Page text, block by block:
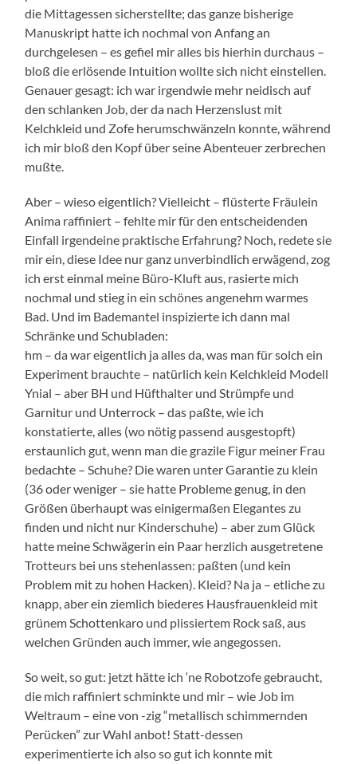
die Mittagessen sicherstellte; das ganze bisherige
Manuskript hatte ich nochmal von Anfang an
durchgelesen – es gefiel mir alles bis hierhin durchaus –
bloß die erlösende Intuition wollte sich nicht einstellen.
Genauer gesagt: ich war irgendwie mehr neidisch auf
den schlanken Job, der da nach Herzenslust mit
Kelchkleid und Zofe herumschwänzeln konnte, während
ich mir bloß den Kopf über seine Abenteuer zerbrechen
mußte.
Aber – wieso eigentlich? Vielleicht – flüsterte Fräulein
Anima raffiniert – fehlte mir für den entscheidenden
Einfall irgendeine praktische Erfahrung? Noch, redete sie
mir ein, diese Idee nur ganz unverbindlich erwägend, zog
ich erst einmal meine Büro-Kluft aus, rasierte mich
nochmal und stieg in ein schönes angenehm warmes
Bad. Und im Bademantel inspizierte ich dann mal
Schränke und Schubladen:
hm – da war eigentlich ja alles da, was man für solch ein
Experiment brauchte – natürlich kein Kelchkleid Modell
Ynial – aber BH und Hüfthalter und Strümpfe und
Garnitur und Unterrock – das paßte, wie ich
konstatierte, alles (wo nötig passend ausgestopft)
erstaunlich gut, wenn man die grazile Figur meiner Frau
bedachte – Schuhe? Die waren unter Garantie zu klein
(36 oder weniger – sie hatte Probleme genug, in den
Größen überhaupt was einigermaßen Elegantes zu
finden und nicht nur Kinderschuhe) – aber zum Glück
hatte meine Schwägerin ein Paar herzlich ausgetretene
Trotteurs bei uns stehenlassen: paßten (und kein
Problem mit zu hohen Hacken). Kleid? Na ja – etliche zu
knapp, aber ein ziemlich biederes Hausfrauenkleid mit
grünem Schottenkaro und plissiertem Rock saß, aus
welchen Gründen auch immer, wie angegossen.
So weit, so gut: jetzt hätte ich ‘ne Robotzofe gebraucht,
die mich raffiniert schminkte und mir – wie Job im
Weltraum – eine von -zig “metallisch schimmernden
Perücken” zur Wahl anbot! Statt-dessen
experimentierte ich also so gut ich konnte mit